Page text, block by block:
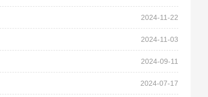
2024-11-22
2024-11-03
2024-09-11
2024-07-17